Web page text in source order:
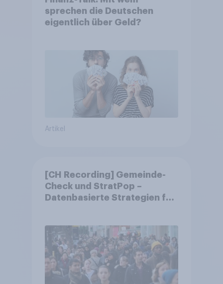
sprechen die Deutschen
eigentlich über Geld?
Artikel
[CH Recording] Gemeinde-
Check und StratPop –
Datenbasierte Strategien für